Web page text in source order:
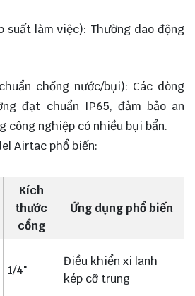
suất làm việc): Thường dao động
chống nước/bụi): Các dòng
đạt chuẩn IP65, đảm bảo an
công nghiệp có nhiều bụi bẩn.
Airtac phổ biến:
Kích
thước
cổng
Ứng dụng phổ biến
1/4"
Điều khiển xi lanh
kép cỡ trung